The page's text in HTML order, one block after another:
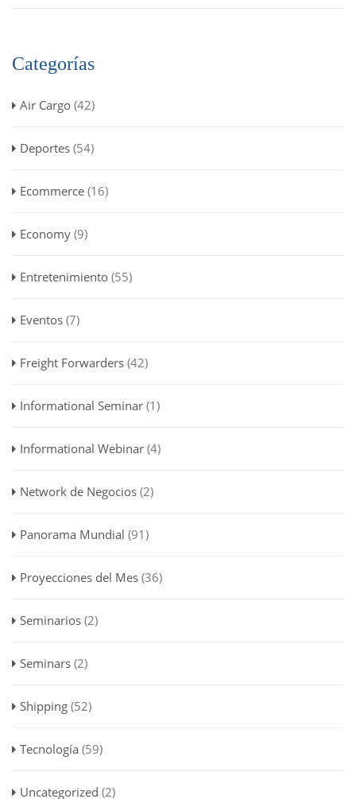
Categorías
Air Cargo (42)
Deportes (54)
Ecommerce (16)
Economy (9)
Entretenimiento (55)
Eventos (7)
Freight Forwarders (42)
Informational Seminar (1)
Informational Webinar (4)
Network de Negocios (2)
Panorama Mundial (91)
Proyecciones del Mes (36)
Seminarios (2)
Seminars (2)
Shipping (52)
Tecnología (59)
Uncategorized (2)